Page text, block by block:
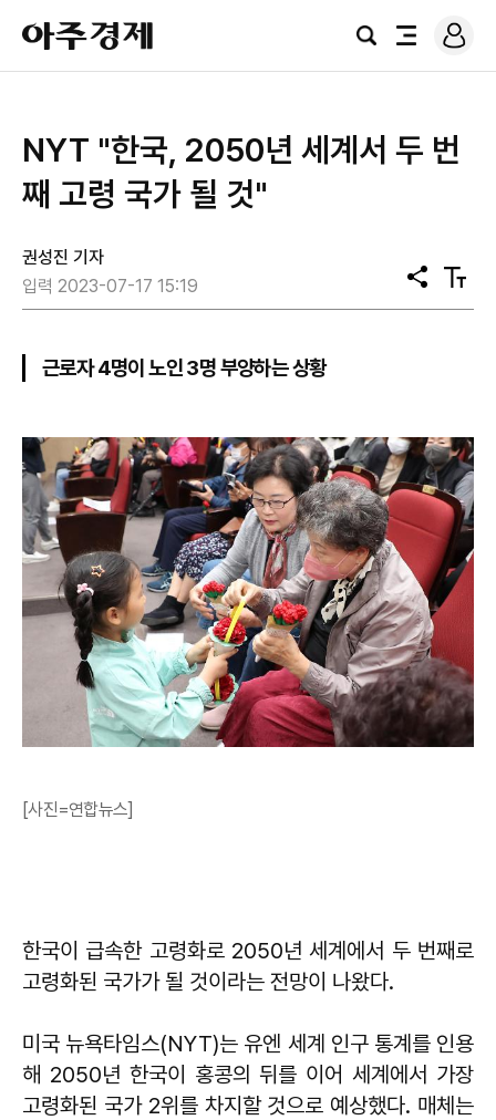
아
주
경
검
전
로
그
NYT "한국, 2050년 세계서 두 번
째 고령 국가 될 것"
권성진 기자
입력 2023-07-17 15:19
공
유
텍
스
근로자 4명이 노인 3명 부양하는 상황
[사진=연합뉴스]
한국이 급속한 고령화로 2050년 세계에서 두 번째로
고령화된 국가가 될 것이라는 전망이 나왔다.
미국 뉴욕타임스(NYT)는 유엔 세계 인구 통계를 인용
해 2050년 한국이 홍콩의 뒤를 이어 세계에서 가장
고령화된 국가 2위를 차지할 것으로 예상했다. 매체는